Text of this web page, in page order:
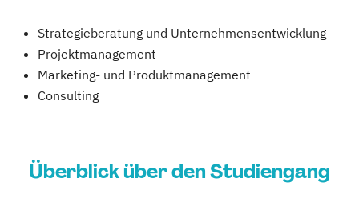
Strategieberatung und Unternehmensentwicklung
Projektmanagement
Marketing- und Produktmanagement
Consulting
Überblick über den Studiengang